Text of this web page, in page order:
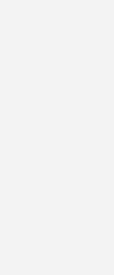
anderem in
Hamburg, Hannover,
und Inhalten der
für Fachpartner
angeboten. ■